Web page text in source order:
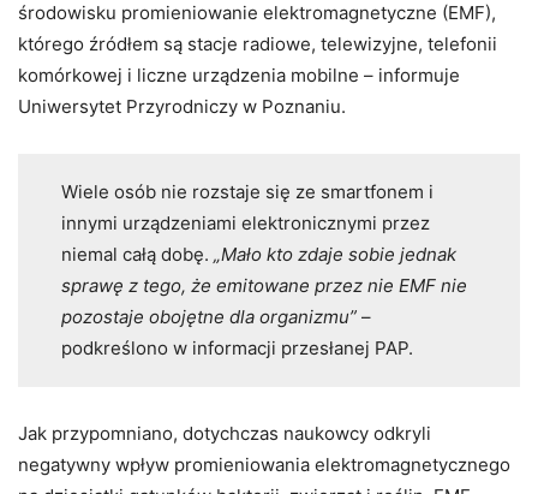
środowisku promieniowanie elektromagnetyczne (EMF),
którego źródłem są stacje radiowe, telewizyjne, telefonii
komórkowej i liczne urządzenia mobilne – informuje
Uniwersytet Przyrodniczy w Poznaniu.
Wiele osób nie rozstaje się ze smartfonem i
innymi urządzeniami elektronicznymi przez
niemal całą dobę. „Mało kto zdaje sobie jednak
sprawę z tego, że emitowane przez nie EMF nie
pozostaje obojętne dla organizmu”–
podkreślono w informacji przesłanej PAP.
Jak przypomniano, dotychczas naukowcy odkryli
negatywny wpływ promieniowania elektromagnetycznego